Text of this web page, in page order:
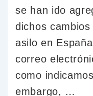
se han ido
dichos
asilo en
correo
como
embargo, …